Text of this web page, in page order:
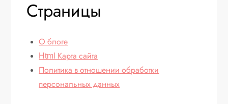
Страницы
О блоге
Html Карта сайта
Политика в отношении обработки
персональных данных